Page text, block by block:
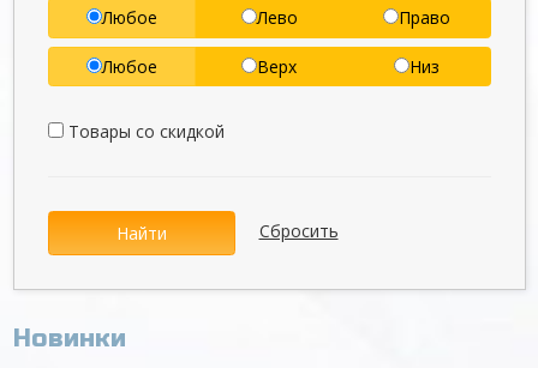
Любое Лево Право
Любое Верх Низ
Товары со скидкой
Найти Сбросить
Новинки